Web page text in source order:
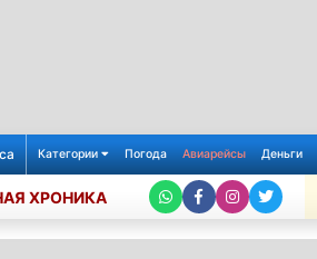
Категории Погода Авиарейсы Деньги
ХРОНИКА